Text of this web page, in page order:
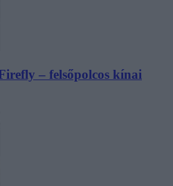
– felsőpolcos kínai